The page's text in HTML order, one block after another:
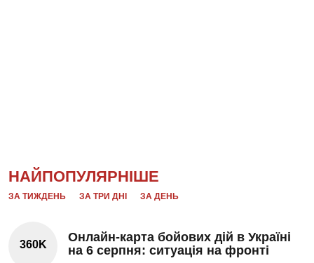
НАЙПОПУЛЯРНІШЕ
ЗА ТИЖДЕНЬ ЗА ТРИ ДНІ ЗА ДЕНЬ
360K
Онлайн-карта бойових дій в Україні
на 6 серпня: ситуація на фронті